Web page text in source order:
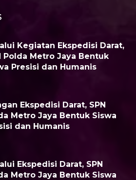
Kegiatan Ekspedisi Darat,
Polda Metro Jaya Bentuk
Presisi dan Humanis
Ekspedisi Darat, SPN
Metro Jaya Bentuk Siswa
dan Humanis
Ekspedisi Darat, SPN
Metro Jaya Bentuk Siswa